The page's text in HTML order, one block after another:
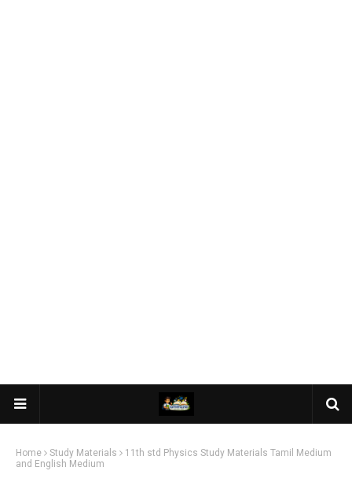
Home Study Materials
11th std Physics Study Materials Tamil Medium
and English Medium